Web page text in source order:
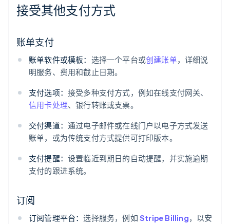
接受其他支付方式
账单支付
账单软件或模板： 选择一个平台或创建账单，详细说
明服务、费用和截止日期。
支付选项： 接受多种支付方式，例如在线支付网关、
信用卡处理、银行转账或支票。
交付渠道： 通过电子邮件或在线门户以电子方式发送
账单，或为传统支付方式提供可打印版本。
支付提醒： 设置临近到期日的自动提醒，并实施逾期
支付的跟进系统。
订阅
订阅管理平台：选择服务，例如Stripe Billing，以安